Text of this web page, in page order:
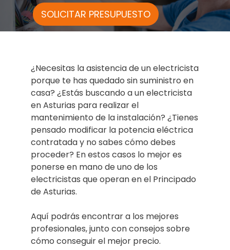
SOLICITAR PRESUPUESTO
¿Necesitas la asistencia de un electricista
porque te has quedado sin suministro en
casa? ¿Estás buscando a un electricista
en Asturias para realizar el
mantenimiento de la instalación? ¿Tienes
pensado modificar la potencia eléctrica
contratada y no sabes cómo debes
proceder? En estos casos lo mejor es
ponerse en mano de uno de los
electricistas que operan en el Principado
de Asturias.
Aquí podrás encontrar a los mejores
profesionales, junto con consejos sobre
cómo conseguir el mejor precio.